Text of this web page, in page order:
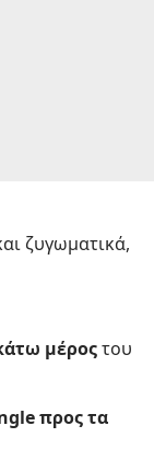
ζυγωματικά,
μέροςτου
προς τα